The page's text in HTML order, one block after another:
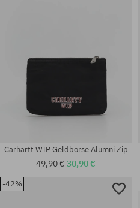
Carhartt WIP Geldbörse Alumni Zip
49,90 €30,90 €
-42%